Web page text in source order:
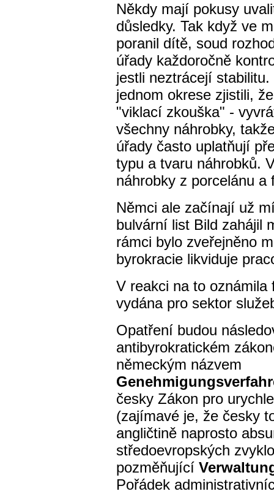
Někdy mají pokusy
důsledky. Tak když ve
poranil dítě, soud
úřady každoročně
jestli neztrácejí
jednom okrese zjistili,
"viklací zkouška" -
všechny náhrobky,
úřady často uplatňují
typu a tvaru náhrobků.
náhrobky z porcelánu
Němci ale začínají už
bulvární list Bild zahájil
rámci bylo zveřejněno
byrokracie likviduje
V reakci na to oznámila
vydána pro sektor
Opatření budou
antibyrokratickém
německým názvem
česky Zákon pro
(zajímavé je, že česky
angličtině naprosto
středoevropských
pozměňující
Pořádek